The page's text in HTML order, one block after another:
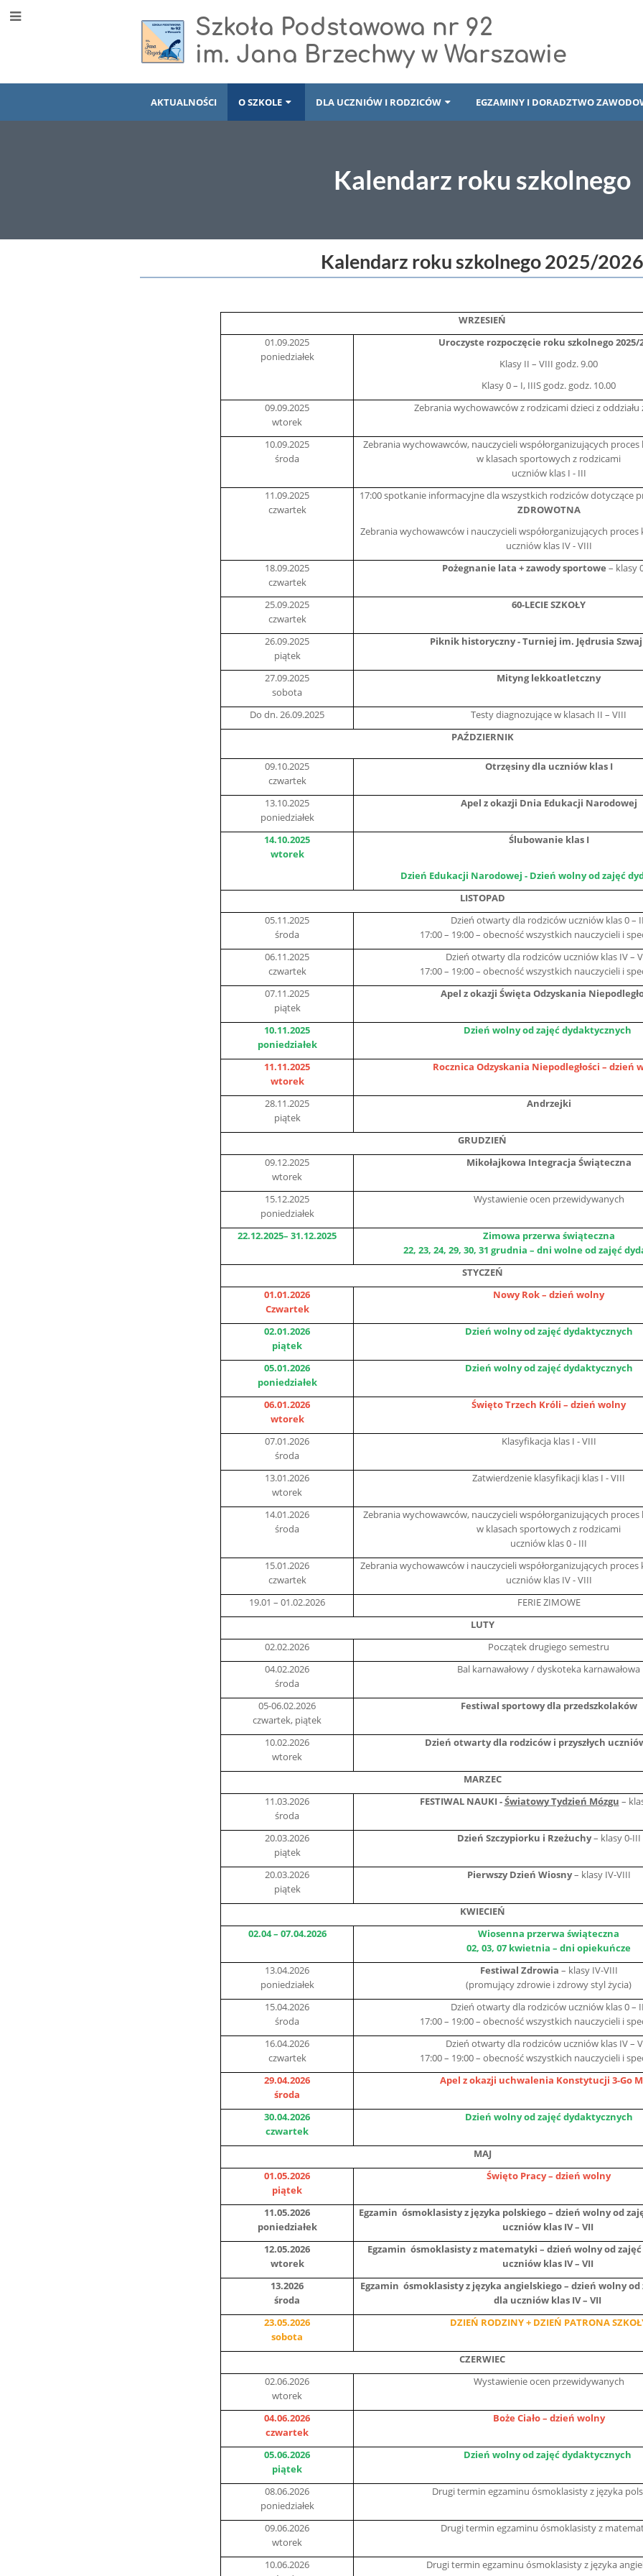
Szkoła Podstawowa nr 92
im. Jana Brzechwy w Warszawie
AKTUALNOŚCI O SZKOLE DLA UCZNIÓW I RODZICÓW EGZAMINY I DORADZTWO
Kalendarz roku szkolnego
szkolnego
Kalendarz roku szkolnego 2025/2026
WRZESIEŃ
01.09.2025
poniedziałek
Uroczyste rozpoczęcie roku szkolnego 2025/
Klasy II – VIII godz. 9.00
Klasy 0 – I, IIIS godz. godz. 10.00
09.09.2025
wtorek
Zebrania wychowawców z rodzicami dzieci z oddziału
10.09.2025
środa
Zebrania wychowawców, nauczycieli współorganizujących proces
w klasach sportowych z rodzicami
uczniów klas I - III
11.09.2025
czwartek
17:00 spotkanie informacyjne dla wszystkich rodziców dotyczące
ZDROWOTNA
Zebrania wychowawców i nauczycieli współorganizujących proces
uczniów klas IV - VIII
18.09.2025
czwartek
Pożegnanie lata + zawody sportowe – klasy
25.09.2025
czwartek
60-LECIE SZKOŁY
26.09.2025
piątek
Piknik historyczny - Turniej im. Jędrusia
27.09.2025
sobota
Mityng lekkoatletczny
Do dn. 26.09.2025
Testy diagnozujące w klasach II – VIII
PAŹDZIERNIK
09.10.2025
czwartek
Otrzęsiny dla uczniów klas I
13.10.2025
poniedziałek
Apel z okazji Dnia Edukacji Narodowej
14.10.2025
wtorek
Ślubowanie klas I
Dzień Edukacji Narodowej - Dzień wolny od zajęć
LISTOPAD
05.11.2025
środa
Dzień otwarty dla rodziców uczniów klas 0 –
17:00 – 19:00 – obecność wszystkich nauczycieli i
06.11.2025
czwartek
Dzień otwarty dla rodziców uczniów klas IV –
17:00 – 19:00 – obecność wszystkich nauczycieli i
07.11.2025
piątek
Apel z okazji Święta Odzyskania
10.11.2025
poniedziałek
Dzień wolny od zajęć dydaktycznych
11.11.2025
wtorek
Rocznica Odzyskania Niepodległości – dzień
28.11.2025
piątek
Andrzejki
GRUDZIEŃ
09.12.2025
wtorek
Mikołajkowa Integracja Świąteczna
15.12.2025
poniedziałek
Wystawienie ocen przewidywanych
22.12.2025– 31.12.2025
Zimowa przerwa świąteczna
22, 23, 24, 29, 30, 31 grudnia – dni wolne od zajęć
STYCZEŃ
01.01.2026
Czwartek
Nowy Rok – dzień wolny
02.01.2026
piątek
Dzień wolny od zajęć dydaktycznych
05.01.2026
poniedziałek
Dzień wolny od zajęć dydaktycznych
06.01.2026
wtorek
Święto Trzech Króli – dzień wolny
07.01.2026
środa
Klasyfikacja klas I - VIII
13.01.2026
wtorek
Zatwierdzenie klasyfikacji klas I - VIII
14.01.2026
środa
Zebrania wychowawców, nauczycieli współorganizujących proces
w klasach sportowych z rodzicami
uczniów klas 0 - III
15.01.2026
czwartek
Zebrania wychowawców i nauczycieli współorganizujących proces
uczniów klas IV - VIII
19.01 – 01.02.2026
FERIE ZIMOWE
LUTY
02.02.2026
Początek drugiego semestru
04.02.2026
środa
Bal karnawałowy / dyskoteka karnawałowa
05-06.02.2026
czwartek, piątek
Festiwal sportowy dla przedszkolaków
10.02.2026
wtorek
Dzień otwarty dla rodziców i przyszłych
MARZEC
11.03.2026
środa
FESTIWAL NAUKI -Światowy Tydzień Mózgu –
20.03.2026
piątek
Dzień Szczypiorku i Rzeżuchy– klasy 0-III
20.03.2026
piątek
Pierwszy Dzień Wiosny– klasy IV-VIII
KWIECIEŃ
02.04 – 07.04.2026
Wiosenna przerwa świąteczna
02, 03, 07 kwietnia – dni opiekuńcze
13.04.2026
poniedziałek
Festiwal Zdrowia – klasy IV-VIII
(promujący zdrowie i zdrowy styl życia)
15.04.2026
środa
Dzień otwarty dla rodziców uczniów klas 0 –
17:00 – 19:00 – obecność wszystkich nauczycieli i
16.04.2026
czwartek
Dzień otwarty dla rodziców uczniów klas IV –
17:00 – 19:00 – obecność wszystkich nauczycieli i
29.04.2026
środa
Apel z okazji uchwalenia Konstytucji 3-Go
30.04.2026
czwartek
Dzień wolny od zajęć dydaktycznych
MAJ
01.05.2026
piątek
Święto Pracy – dzień wolny
11.05.2026
poniedziałek
Egzamin ósmoklasisty z języka polskiego – dzień wolny od
uczniów klas IV – VII
12.05.2026
wtorek
Egzamin ósmoklasisty z matematyki – dzień wolny od
uczniów klas IV – VII
13.2026
środa
Egzamin ósmoklasisty z języka angielskiego – dzień wolny
dla uczniów klas IV – VII
23.05.2026
sobota
DZIEŃ RODZINY + DZIEŃ PATRONA
CZERWIEC
02.06.2026
wtorek
Wystawienie ocen przewidywanych
04.06.2026
czwartek
Boże Ciało – dzień wolny
05.06.2026
piątek
Dzień wolny od zajęć dydaktycznych
08.06.2026
poniedziałek
Drugi termin egzaminu ósmoklasisty z języka
09.06.2026
wtorek
Drugi termin egzaminu ósmoklasisty z
10.06.2026
Drugi termin egzaminu ósmoklasisty z języka